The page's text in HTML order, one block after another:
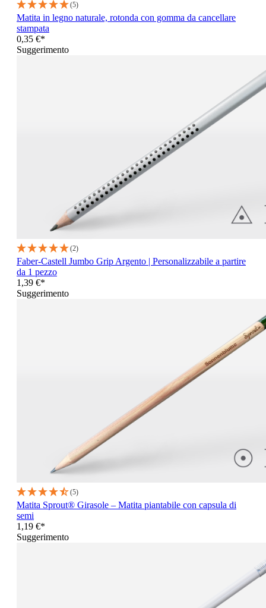
(5)
Matita in legno naturale, rotonda con gomma da cancellare
stampata
0,35 €*
Suggerimento
(2)
Faber-Castell Jumbo Grip Argento | Personalizzabile a partire
da 1 pezzo
1,39 €*
Suggerimento
(5)
Matita Sprout® Girasole – Matita piantabile con capsula di
semi
1,19 €*
Suggerimento